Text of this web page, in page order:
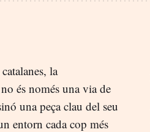
la
és només una via de
una peça clau del seu
entorn cada cop més